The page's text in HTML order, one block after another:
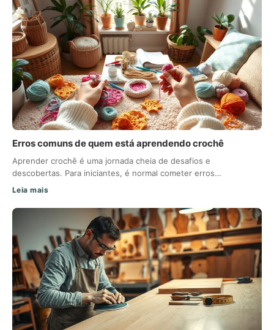
Erros comuns de quem está aprendendo crochê
Aprender crochê é uma jornada cheia de desafios e
descobertas. Para iniciantes, é normal cometer erros…
Leia mais